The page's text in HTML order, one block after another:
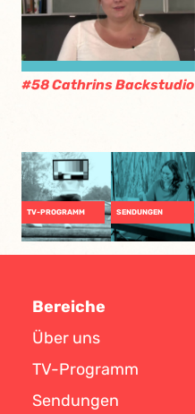
#58 Cathrins Backstudio
TV-PROGRAMM SENDUNGEN
Bereiche
Über uns
TV-Programm
Sendungen